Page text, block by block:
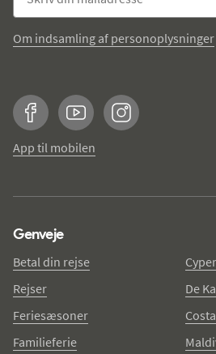
Om indsamling af personoplysninger
FacebookYouTubeInstagram
App til mobilen
Genveje
Betal din rejse
Rejser
Feriesæsoner
Familieferie
De